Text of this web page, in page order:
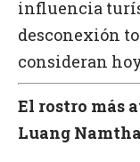
influencia
desconexión
consideran
El rostro más
Luang Namtha